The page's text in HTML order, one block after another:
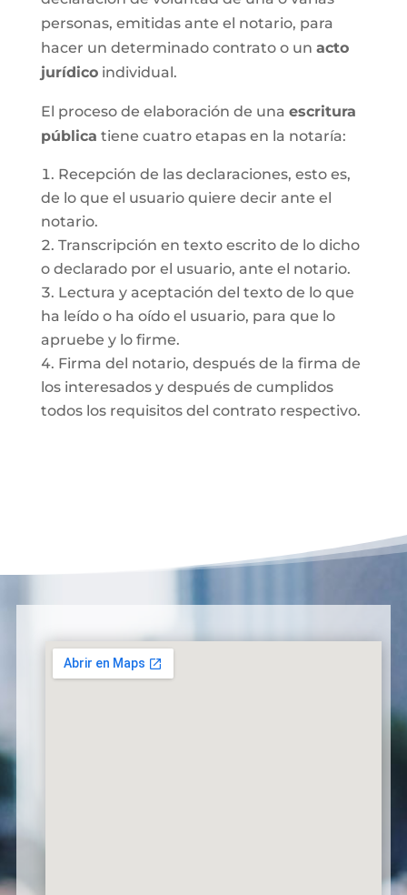
personas, emitidas ante el notario, para
hacer un determinado contrato o un acto
jurídicoindividual.
El proceso de elaboración de una escritura
pública tiene cuatro etapas en la notaría:
Recepción de las declaraciones, esto es,
de lo que el usuario quiere decir ante el
notario.
Transcripción en texto escrito de lo dicho
o declarado por el usuario, ante el notario.
Lectura y aceptación del texto de lo que
ha leído o ha oído el usuario, para que lo
apruebe y lo firme.
Firma del notario, después de la firma de
los interesados y después de cumplidos
todos los requisitos del contrato respectivo.